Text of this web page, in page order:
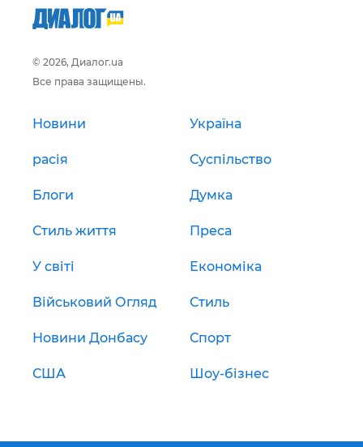
© 2026, Диалог.ua
Все права защищены.
Новини Україна
расія Суспільство
Блоги Думка
Стиль життя Преса
У світі Економіка
Військовий Огляд Стиль
Новини Донбасу Спорт
США Шоу-бізнес